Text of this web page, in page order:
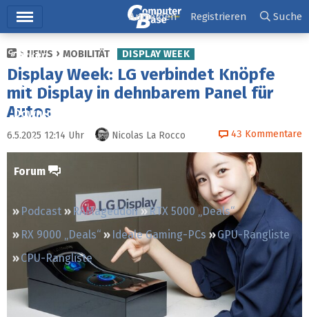
Ticker
Tests
Downloads
Preisvergleich
Forum
Podcast RAMageddon
RTX 5000 „Deals“
RX 9000 „Deals“
Ideale Gaming-PCs
GPU-Rangliste
CPU-Rangliste
Anmelden Registrieren Suche
NEWS MOBILITÄT DISPLAY WEEK
Display Week: LG verbindet Knöpfe
mit Display in dehnbarem Panel für
Autos
6.5.2025 12:14 Uhr Nicolas La Rocco 43 Kommentare